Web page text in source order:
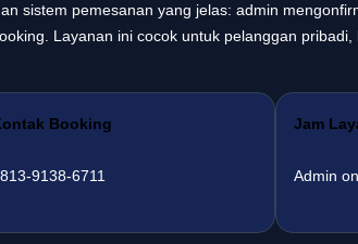
sistem pemesanan yang jelas: admin
Layanan ini cocok untuk pelanggan pribadi,
Booking
9138-6711
Jam
Admin